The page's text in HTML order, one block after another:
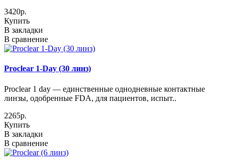
3420р.
Купить
В закладки
В сравнение
Proclear 1-Day (30 линз)
Proclear 1 day — единственные однодневные контактные
линзы, одобренные FDA, для пациентов, испыт..
2265р.
Купить
В закладки
В сравнение